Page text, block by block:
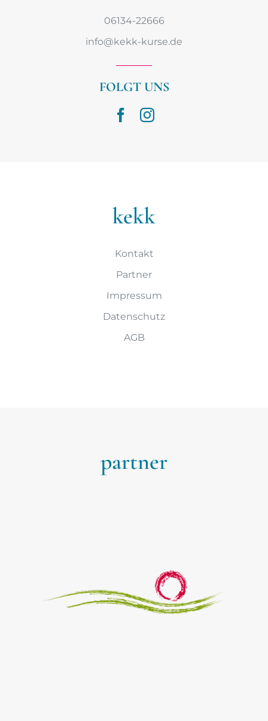
06134-22666
info@kekk-kurse.de
FOLGT UNS
kekk
Kontakt
Partner
Impressum
Datenschutz
AGB
partner